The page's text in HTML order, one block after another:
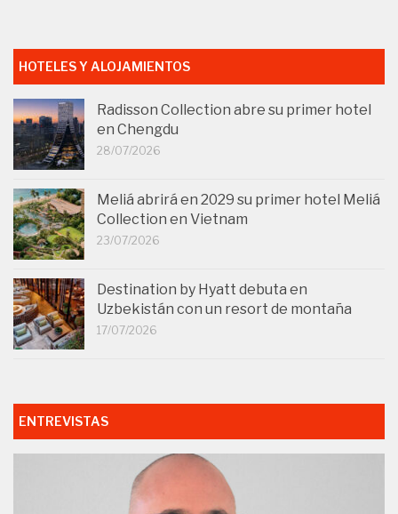
HOTELES Y ALOJAMIENTOS
Radisson Collection abre su primer hotel
en Chengdu
28/07/2026
Meliá abrirá en 2029 su primer hotel Meliá
Collection en Vietnam
23/07/2026
Destination by Hyatt debuta en
Uzbekistán con un resort de montaña
17/07/2026
ENTREVISTAS